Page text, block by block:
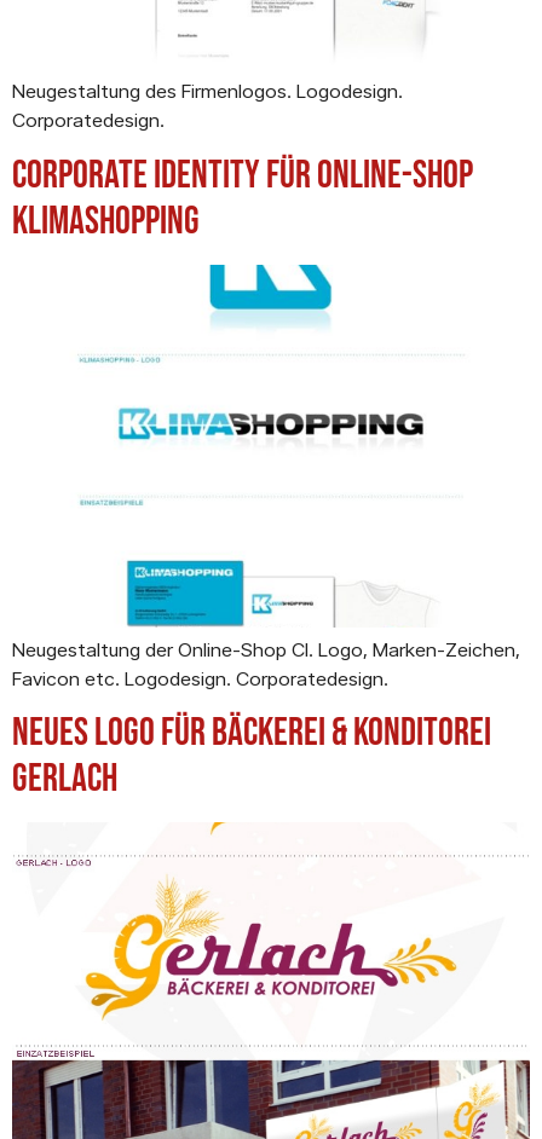
Neugestaltung des Firmenlogos. Logodesign.
Corporatedesign.
Corporate Identity für Online-Shop
Klimashopping
Neugestaltung der Online-Shop CI. Logo, Marken-Zeichen,
Favicon etc. Logodesign. Corporatedesign.
Neues Logo für Bäckerei & Konditorei
Gerlach